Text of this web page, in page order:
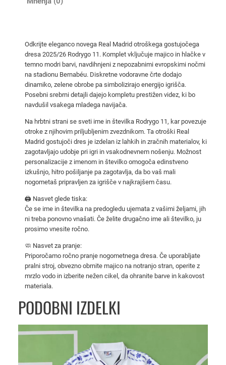
e
s
2
5
Odkrijte eleganco novega Real Madrid otroškega gostujočega
dresa 2025/26 Rodrygo 11. Komplet vključuje majico in hlačke v
temno modri barvi, navdihnjeni z nepozabnimi evropskimi nočmi
na stadionu Bernabéu. Diskretne vodoravne črte dodajo
dinamiko, zelene obrobe pa simbolizirajo energijo igrišča.
Posebni srebrni detajli dajejo kompletu prestižen videz, ki bo
navdušil vsakega mladega navijača.
Na hrbtni strani se sveti ime in številka Rodrygo 11, kar povezuje
otroke z njihovim priljubljenim zvezdnikom. Ta otroški Real
Madrid gostujoči dres je izdelan iz lahkih in zračnih materialov, ki
zagotavljajo udobje pri igri in vsakodnevnem nošenju. Možnost
personalizacije z imenom in številko omogoča edinstveno
izkušnjo, hitro pošiljanje pa zagotavlja, da bo vaš mali
nogometaš pripravljen za igrišče v najkrajšem času.
🖨️ Nasvet glede tiska:
Če se ime in številka na predogledu ujemata z vašimi željami, jih
ni treba ponovno vnašati. Če želite drugačno ime ali številko, ju
prosimo vnesite ročno.
🧼 Nasvet za pranje:
Priporočamo ročno pranje nogometnega dresa. Če uporabljate
pralni stroj, obvezno obrnite majico na notranjo stran, operite z
mrzlo vodo in izberite nežen cikel, da ohranite barve in kakovost
materiala.
PODOBNI IZDELKI